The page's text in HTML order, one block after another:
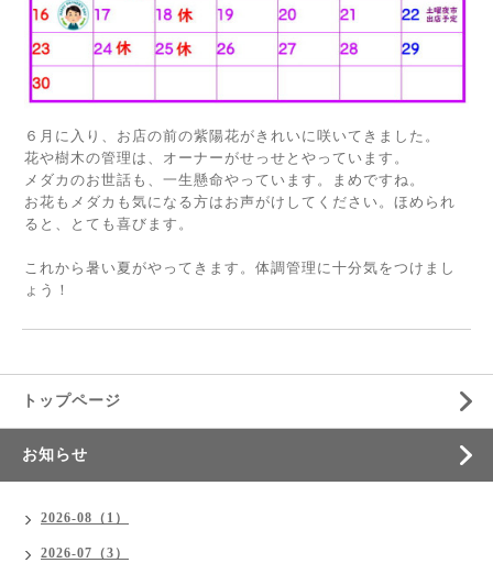
６月に入り、お店の前の紫陽花がきれいに咲いてきました。
花や樹木の管理は、オーナーがせっせとやっています。
メダカのお世話も、一生懸命やっています。まめですね。
お花もメダカも気になる方はお声がけしてください。ほめられ
ると、とても喜びます。
これから暑い夏がやってきます。体調管理に十分気をつけまし
ょう！
トップページ
お知らせ
2026-08（1）
2026-07（3）